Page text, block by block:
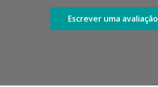
Escrever uma avaliação